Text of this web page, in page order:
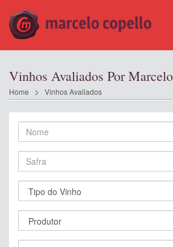
Vinhos Avaliados Por
Home Vinhos Avaliados